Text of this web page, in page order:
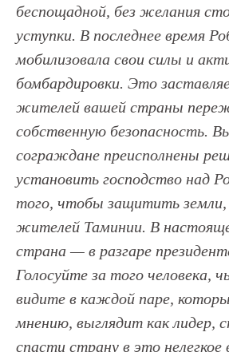
беспощадной, без желания
уступки. В последнее время
мобилизовала свои силы и
бомбардировки. Это
жителей вашей страны
собственную безопасность.
сограждане преисполнены
установить господство над
того, чтобы защитить земли,
жителей Таминии. В
страна — в разгаре
Голосуйте за того человека,
видите в каждой паре,
мнению, выглядит как лидер,
спасти страну в это нелегкое